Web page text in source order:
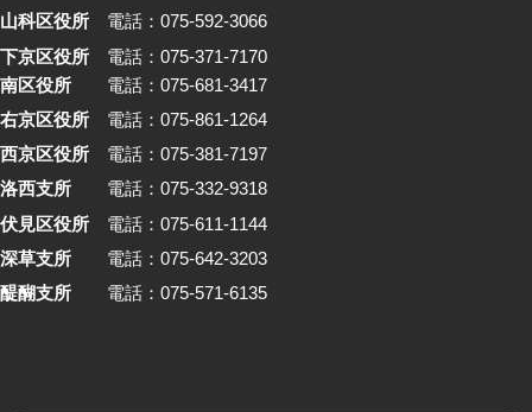
山科区役所
電話：075-592-3066
下京区役所
電話：075-371-7170
南区役所
電話：075-681-3417
右京区役所
電話：075-861-1264
西京区役所
電話：075-381-7197
洛西支所
電話：075-332-9318
伏見区役所
電話：075-611-1144
深草支所
電話：075-642-3203
醍醐支所
電話：075-571-6135